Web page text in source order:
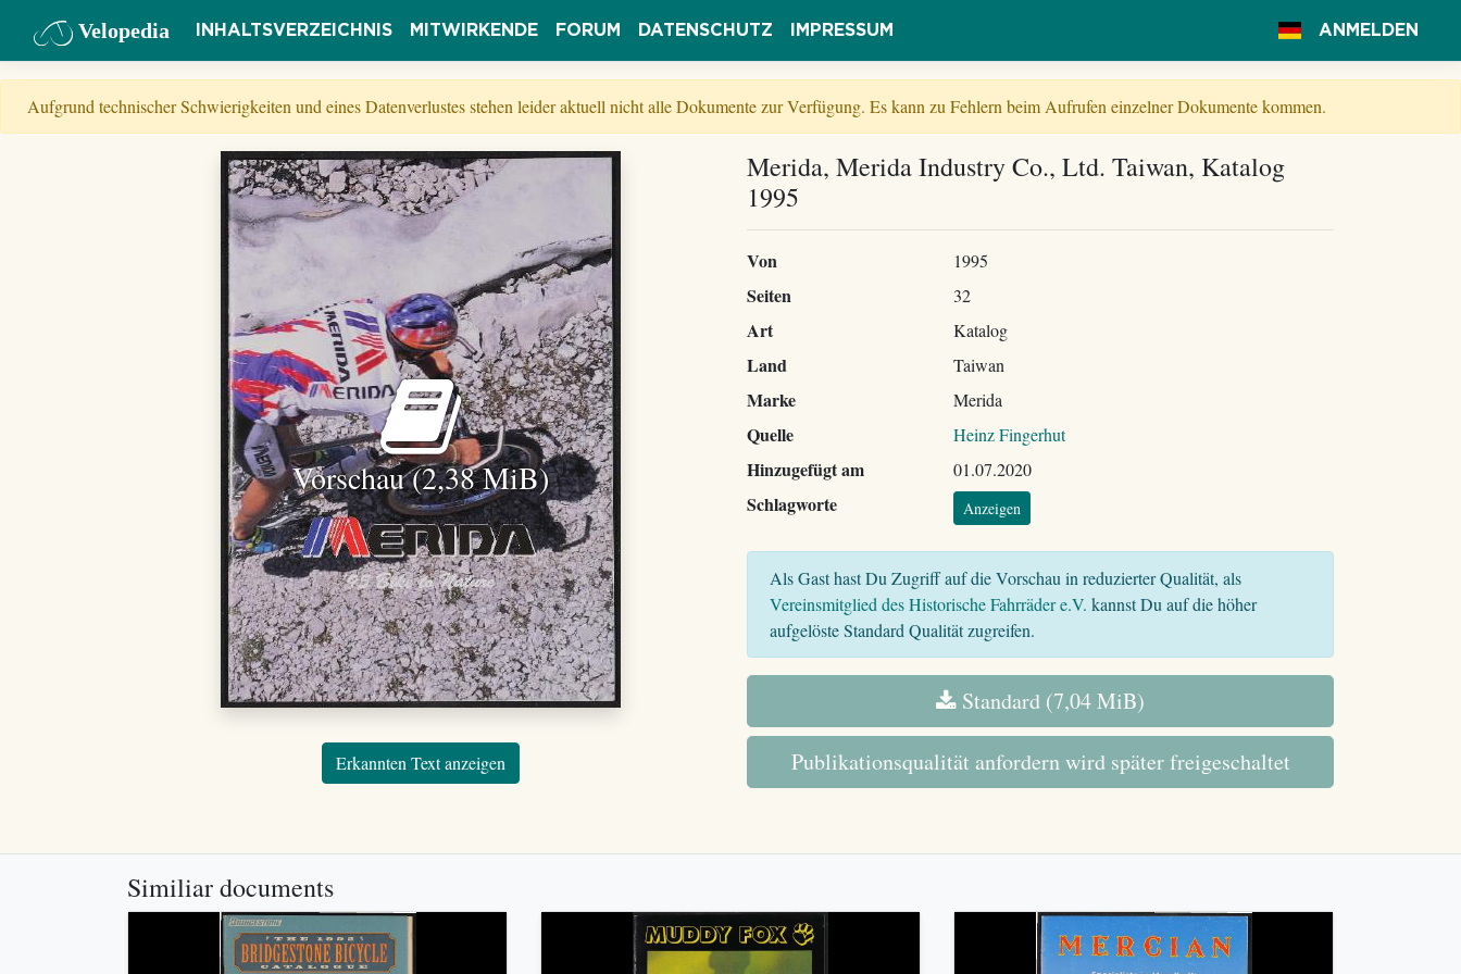
Velopedia INHALTSVERZEICHNIS MITWIRKENDE FORUM DATENSCHUTZ IMPRESSUM ANMELDEN
Aufgrund technischer Schwierigkeiten und eines Datenverlustes stehen leider aktuell nicht alle Dokumente zur Verfügung. Es kann zu Fehlern beim Aufrufen einzelner Dokumente kommen.
Vorschau (2,38 MiB)
Erkannten Text anzeigen
Merida, Merida Industry Co., Ltd. Taiwan, Katalog
1995
Von 1995
Seiten 32
Art Katalog
Land Taiwan
Marke Merida
Quelle Heinz Fingerhut
Hinzugefügt am 01.07.2020
Schlagworte Anzeigen
Als Gast hast Du Zugriff auf die Vorschau in reduzierter Qualität, als
Vereinsmitglied des Historische Fahrräder e.V. kannst Du auf die höher
aufgelöste Standard Qualität zugreifen.
Standard (7,04 MiB)
Publikationsqualität anfordern wird später freigeschaltet
Similiar documents